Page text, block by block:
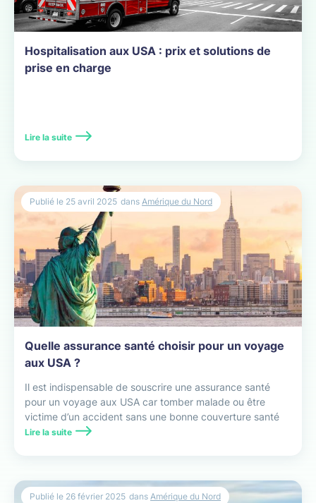
Hospitalisation aux USA : prix et solutions de
prise en charge
Lire la suite
Quelle assurance santé choisir pour un voyage
aux USA ?
Il est indispensable de souscrire une assurance santé
pour un voyage aux USA car tomber malade ou être
victime d’un accident sans une bonne couverture santé
peut vite se transformer en gouffre financier.
Lire la suite
Publié le 25 avril 2025 dans Amérique du Nord
Publié le 26 février 2025 dans Amérique du Nord